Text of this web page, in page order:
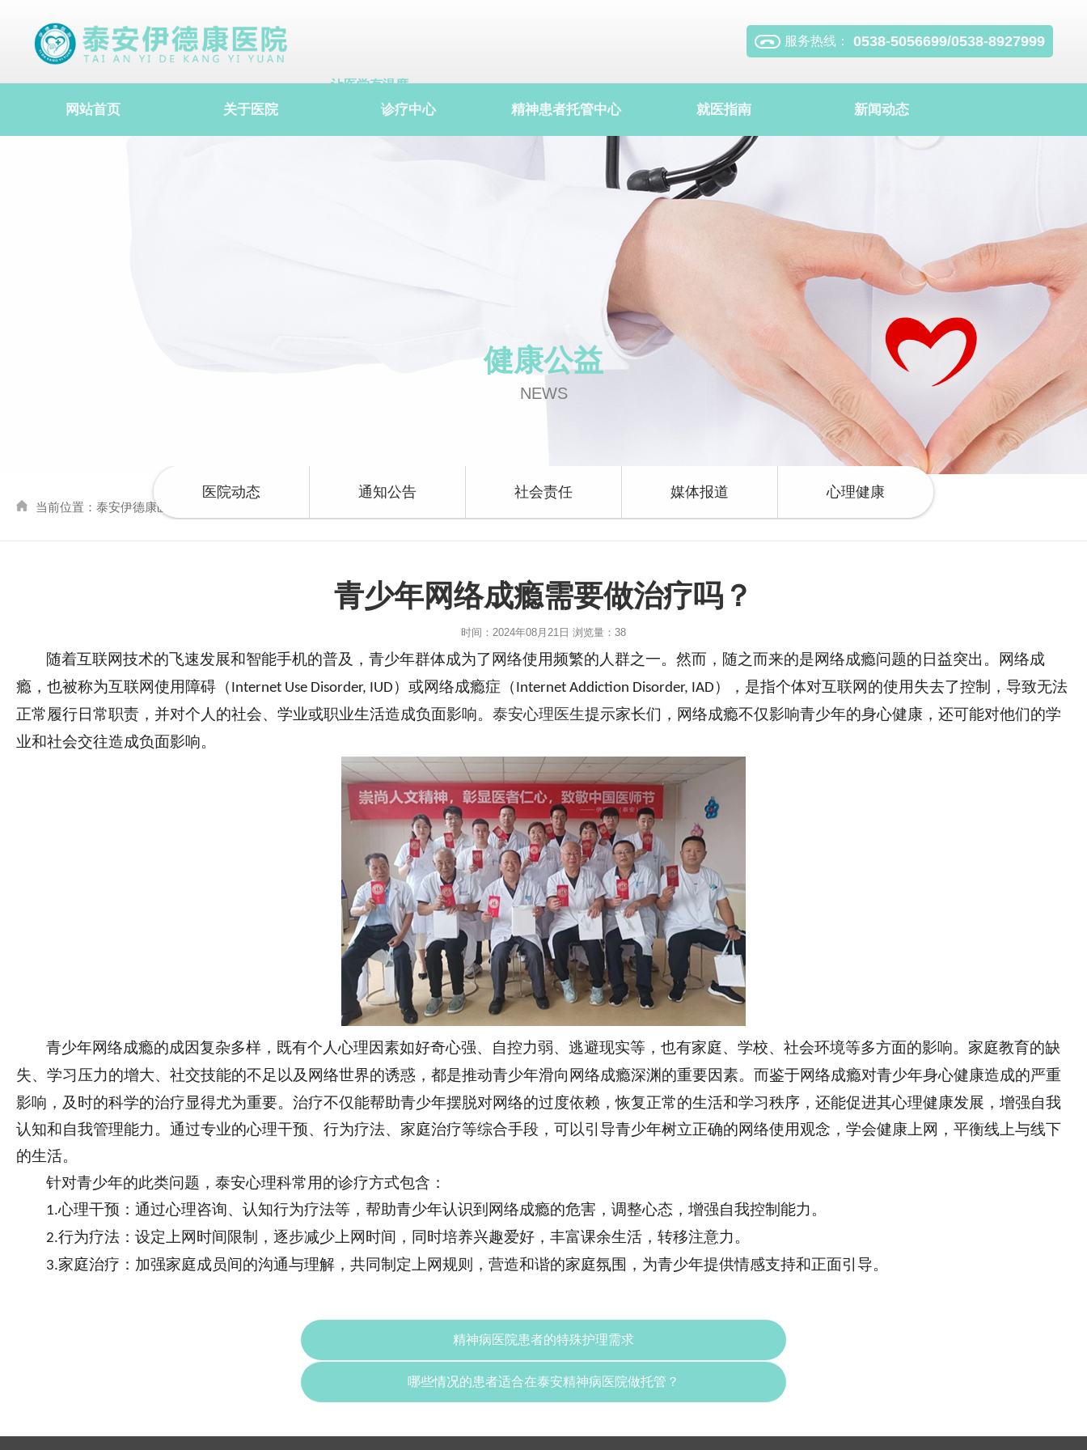
服务热线： 0538-5056699/0538-8927999
让医学有温度
让医患有情谊
网站首页 关于医院 诊疗中心 精神患者托管中心 就医指南 新闻动态
健康公益
NEWS
医院动态 通知公告 社会责任 媒体报道 心理健康
当前位置： 泰安伊德康医院
青少年网络成瘾需要做治疗吗？
时间：2024年08月21日 浏览量： 38
随着互联网技术的飞速发展和智能手机的普及，青少年群体成为了网络使用频繁的人群之一。然而，随之而来的是网络成瘾问题的日益突出。网络成
瘾，也被称为互联网使用障碍（ Internet Use Disorder, IUD ）或网络成瘾症（ Internet Addiction Disorder, IAD ），是指个体对互联网的使用失去了控制，导致无法
正常履行日常职责，并对个人的社会、学业或职业生活造成负面影响。 泰安心理医生提示家长们， 网络成瘾不仅影响青少年的身心健康，还可能对他们的学
业和社会交往造成负面影响。
青少年网络成瘾的成因复杂多样，既有个人心理因素如好奇心强、自控力弱、逃避现实等，也有家庭、学校、社会环境等多方面的影响。家庭教育的缺
失、学习压力的增大、社交技能的不足以及网络世界的诱惑，都是推动青少年滑向网络成瘾深渊的重要因素。 而鉴于网络成瘾对青少年身心健康造成的严重
影响，及时的科学的治疗显得尤为重要。治疗不仅能帮助青少年摆脱对网络的过度依赖，恢复正常的生活和学习秩序，还能促进其心理健康发展，增强自我
认知和自我管理能力。通过专业的心理干预、行为疗法、家庭治疗等综合手段，可以引导青少年树立正确的网络使用观念，学会健康上网，平衡线上与线下
的生活。
针对青少年的此类问题，泰安心理科常用的诊疗方式包含：
1.心理干预：通过心理咨询、认知行为疗法等，帮助青少年认识到网络成瘾的危害，调整心态，增强自我控制能力。
2.行为疗法：设定上网时间限制，逐步减少上网时间，同时培养兴趣爱好，丰富课余生活，转移注意力。
3.家庭治疗：加强家庭成员间的沟通与理解，共同制定上网规则，营造和谐的家庭氛围，为青少年提供情感支持和正面引导。
精神病医院患者的特殊护理需求
哪些情况的患者适合在泰安精神病医院做托管？